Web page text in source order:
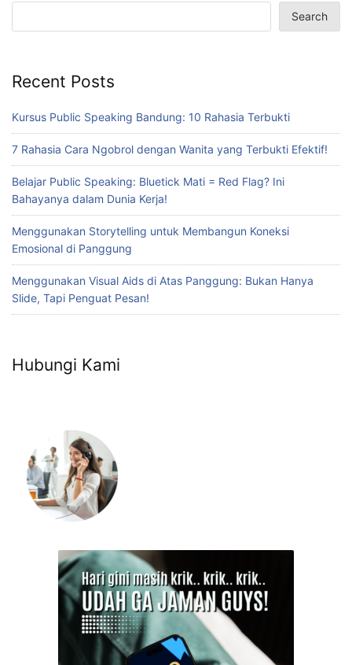
Search
Recent Posts
Kursus Public Speaking Bandung: 10 Rahasia Terbukti
7 Rahasia Cara Ngobrol dengan Wanita yang Terbukti Efektif!
Belajar Public Speaking: Bluetick Mati = Red Flag? Ini
Bahayanya dalam Dunia Kerja!
Menggunakan Storytelling untuk Membangun Koneksi
Emosional di Panggung
Menggunakan Visual Aids di Atas Panggung: Bukan Hanya
Slide, Tapi Penguat Pesan!
Hubungi Kami